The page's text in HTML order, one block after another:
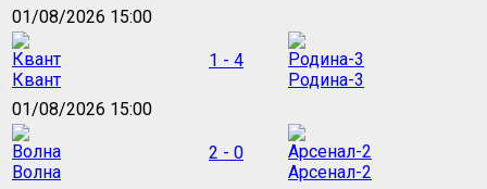
01/08/2026 15:00
Квант
1 - 4
Родина-3
01/08/2026 15:00
Волна
2 - 0
Арсенал-2